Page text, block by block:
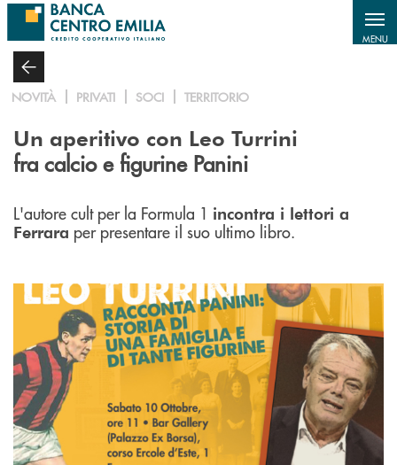
Salta al contenuto principale
MENU
NOVITÀ PRIVATI SOCI TERRITORIO
Un aperitivo con Leo Turrini
fra calcio e figurine Panini
L'autore cult per la Formula 1 incontra i lettori a
Ferrara per presentare il suo ultimo libro.